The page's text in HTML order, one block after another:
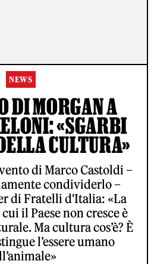
NEWS
DI MORGAN A
«SGARBI
CULTURA»
di Marco Castoldi –
condividerlo –
di Fratelli d'Italia: «La
il Paese non cresce è
Ma cultura cos’è? È
l’essere umano